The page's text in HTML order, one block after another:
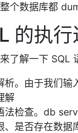
个数据库都
的执行
了解一下 SQL
析。由于我们输
解
法检查。db
、是否存在数据